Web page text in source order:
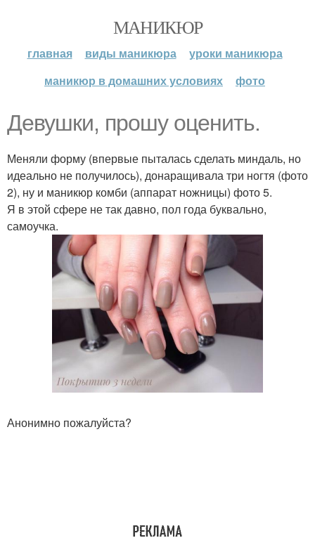
МАНИКЮР
главная виды маникюра
уроки маникюра
маникюр в домашних условиях
фото
Девушки, прошу оценить.
Меняли форму (впервые пыталась сделать миндаль, но
идеально не получилось), донаращивала три ногтя (фото
2), ну и маникюр комби (аппарат ножницы) фото 5.
Я в этой сфере не так давно, пол года буквально,
самоучка.
Анонимно пожалуйста?